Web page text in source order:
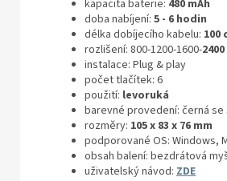
kapacita baterie: 480 mAh
doba nabíjení: 5 - 6 hodin
délka dobíjecího kabelu: 100
rozlišení: 800-1200-1600-
instalace: Plug & play
počet tlačítek: 6
použití: levoruká
barevné provedení: černá
rozměry: 105 x 83 x 76 mm
podporované OS: Windows,
obsah balení: bezdrátová
uživatelský návod: ZDE